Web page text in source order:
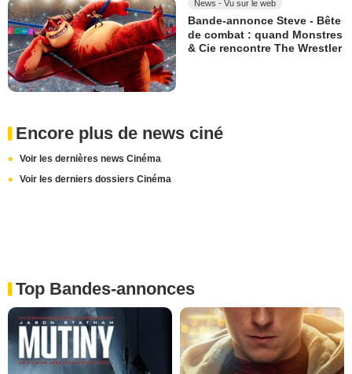
News - Vu sur le web
Bande-annonce Steve - Bête
de combat : quand Monstres
& Cie rencontre The Wrestler
Encore plus de news ciné
Voir les dernières news Cinéma
Voir les derniers dossiers Cinéma
Top Bandes-annonces